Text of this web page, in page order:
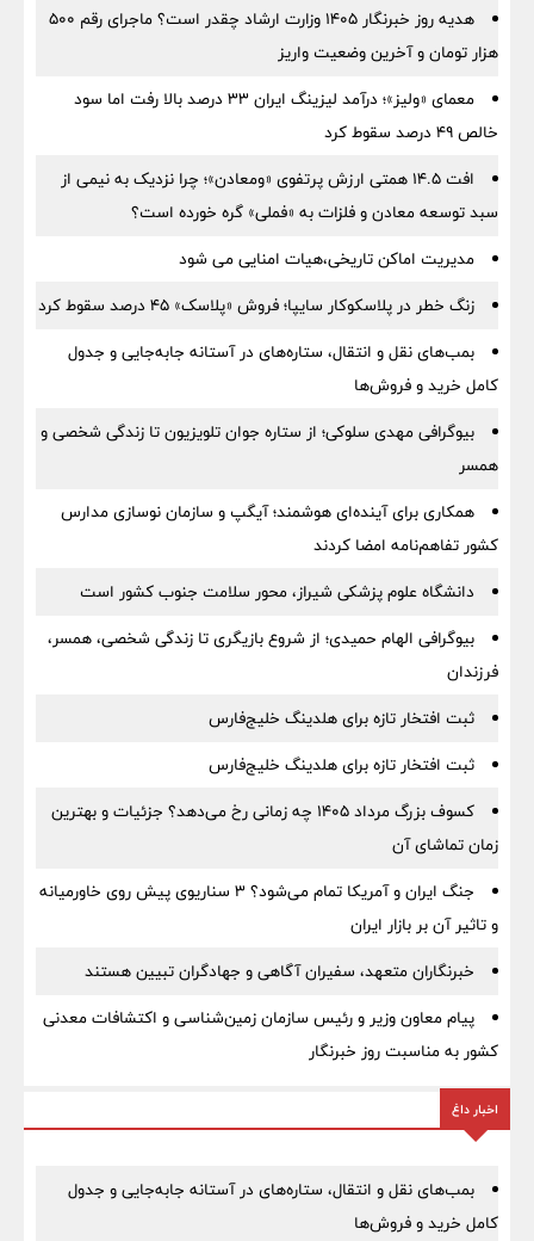
هدیه روز خبرنگار ۱۴۰۵ وزارت ارشاد چقدر است؟ ماجرای رقم ۵۰۰
هزار تومان و آخرین وضعیت واریز
معمای «ولیز»؛ درآمد لیزینگ ایران ۳۳ درصد بالا رفت اما سود
خالص ۴۹ درصد سقوط کرد
افت ۱۴.۵ همتی ارزش پرتفوی «ومعادن»؛ چرا نزدیک به نیمی از
سبد توسعه معادن و فلزات به «فملی» گره خورده است؟
مدیریت اماکن تاریخی،هیات امنایی می شود
زنگ خطر در پلاسکوکار سایپا؛ فروش «پلاسک» ۴۵ درصد سقوط کرد
بمب‌های نقل و انتقال، ستاره‌های در آستانه جابه‌جایی و جدول
کامل خرید و فروش‌ها
بیوگرافی مهدی سلوکی؛ از ستاره جوان تلویزیون تا زندگی شخصی و
همسر
همکاری برای آینده‌ای هوشمند؛ آیگپ و سازمان نوسازی مدارس
کشور تفاهم‌نامه امضا کردند
دانشگاه علوم پزشکی شیراز، محور سلامت جنوب کشور است
بیوگرافی الهام حمیدی؛ از شروع بازیگری تا زندگی شخصی، همسر،
فرزندان
ثبت افتخار تازه برای هلدینگ خلیج‌فارس
ثبت افتخار تازه برای هلدینگ خلیج‌فارس
کسوف بزرگ مرداد ۱۴۰۵ چه زمانی رخ می‌دهد؟ جزئیات و بهترین
زمان تماشای آن
جنگ ایران و آمریکا تمام می‌شود؟ ۳ سناریوی پیش روی خاورمیانه
و تاثیر آن بر بازار ایران
خبرنگاران متعهد، سفیران آگاهی و جهادگران تبیین هستند
پیام معاون وزیر و رئیس سازمان زمین‌شناسی و اکتشافات معدنی
کشور به مناسبت روز خبرنگار
اخبار داغ
بمب‌های نقل و انتقال، ستاره‌های در آستانه جابه‌جایی و جدول
کامل خرید و فروش‌ها